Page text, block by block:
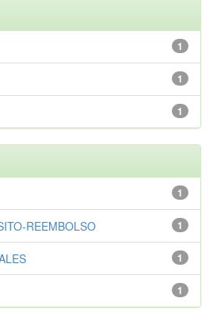
1
1
1
1
1
REEMBOLSO
1
1